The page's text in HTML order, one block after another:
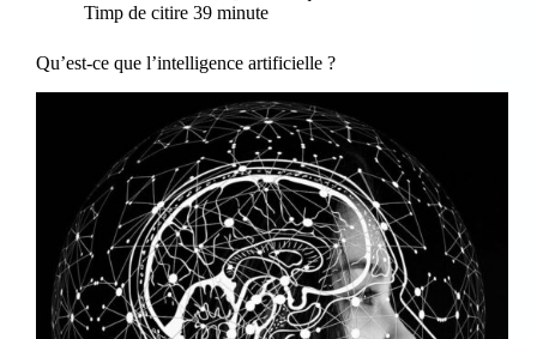
Timp de citire 39 minute
Qu’est-ce que l’intelligence artificielle ?